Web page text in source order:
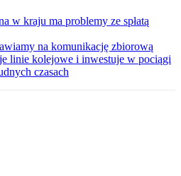
w kraju ma problemy ze spłatą
na komunikację zbiorową
linie kolejowe i inwestuje w pociągi
czasach